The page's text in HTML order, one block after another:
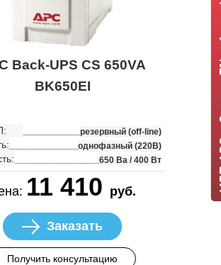
Back-UPS CS 650VA
BK650EI
резервный (off-line)
однофазный (220В)
650 Ва / 400 Вт
11 410 руб.
Заказать
Получить консультацию
ИБП